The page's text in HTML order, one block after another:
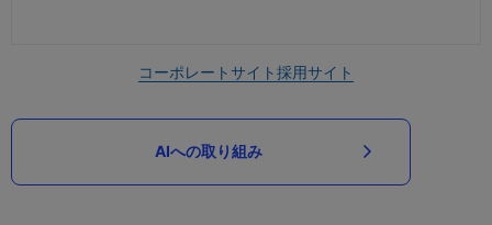
コーポレートサイト採用サイト
AIへの取り組み